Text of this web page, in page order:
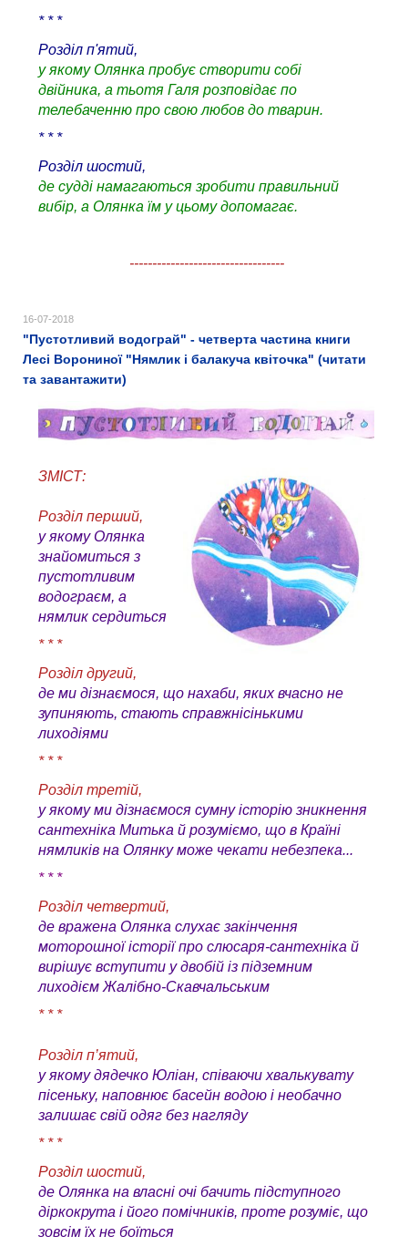
* * *
Розділ п'ятий,
у якому Олянка пробує створити собі
двійника, а тьотя Галя розповідає по
телебаченню про свою любов до тварин.
* * *
Розділ шостий,
де судді намагаються зробити правильний
вибір, а Олянка їм у цьому допомагає.
----------------------------------
16-07-2018
"Пустотливий водограй" - четверта частина книги
Лесі Ворониної "Нямлик і балакуча квіточка" (читати
та завантажити)
ЗМІСТ:
Розділ перший,
у якому Олянка
знайомиться з
пустотливим
водограєм, а
нямлик сердиться
* * *
Розділ другий,
де ми дізнаємося, що нахаби, яких вчасно не
зупиняють, стають справжнісінькими
лиходіями
* * *
Розділ третій,
у якому ми дізнаємося сумну історію зникнення
сантехніка Митька й розуміємо, що в Країні
нямликів на Олянку може чекати небезпека...
* * *
Розділ четвертий,
де вражена Олянка слухає закінчення
моторошної історії про слюсаря-сантехніка й
вирішує вступити у двобій із підземним
лиходієм Жалібно-Скавчальським
* * *
Розділ п’ятий,
у якому дядечко Юліан, співаючи хвалькувату
пісеньку, наповнює басейн водою і необачно
залишає свій одяг без нагляду
* * *
Розділ шостий,
де Олянка на власні очі бачить підступного
діркокрута і його помічників, проте розуміє, що
зовсім їх не боїться